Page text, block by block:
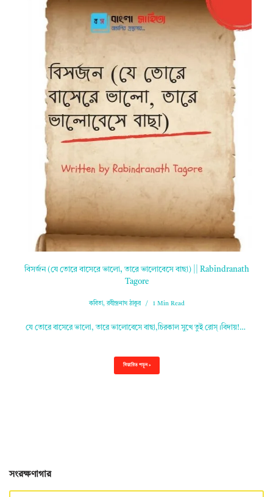
বিসর্জন (যে তোরে বাসেরে ভালো, তারে ভালোবেসে বাছা) || Rabindranath
Tagore
কবিতা,রবীন্দ্রনাথ ঠাকুর 1 Min Read
যে তোরে বাসেরে ভালো, তারে ভালোবেসে বাছা,চিরকাল সুখে তুই রোস্‌।বিদায়!…
বিস্তারিত পড়ুন »
সংরক্ষণাগার